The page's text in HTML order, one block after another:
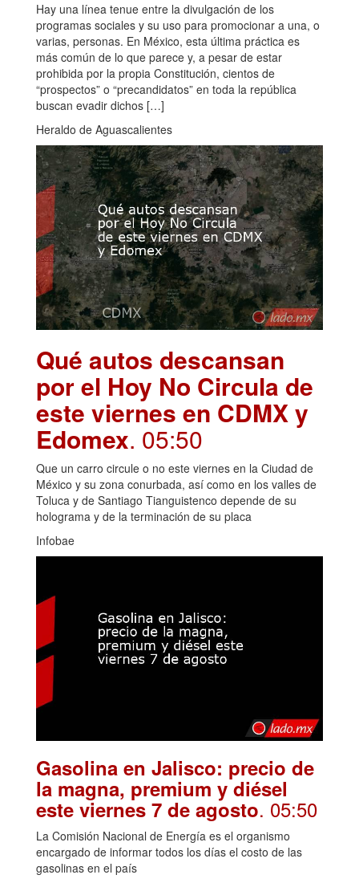
Hay una línea tenue entre la divulgación de los
programas sociales y su uso para promocionar a una, o
varias, personas. En México, esta última práctica es
más común de lo que parece y, a pesar de estar
prohibida por la propia Constitución, cientos de
“prospectos” o “precandidatos” en toda la república
buscan evadir dichos […]
Heraldo de Aguascalientes
Qué autos descansan
por el Hoy No Circula de
este viernes en CDMX y
Edomex. 05:50
Que un carro circule o no este viernes en la Ciudad de
México y su zona conurbada, así como en los valles de
Toluca y de Santiago Tianguistenco depende de su
holograma y de la terminación de su placa
Infobae
Gasolina en Jalisco: precio de
la magna, premium y diésel
este viernes 7 de agosto. 05:50
La Comisión Nacional de Energía es el organismo
encargado de informar todos los días el costo de las
gasolinas en el país